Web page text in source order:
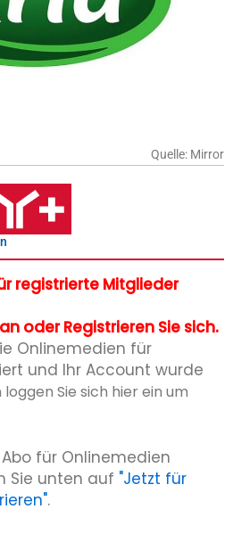
Quelle: Mirror
registrierte Mitglieder
oder Registrieren Sie sich.
Onlinemedien für
und Ihr Account wurde
loggen Sie sich hier ein um
für Onlinemedien
Sie unten auf "Jetzt für
.